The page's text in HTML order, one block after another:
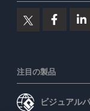
注目の製品
ビジュアル